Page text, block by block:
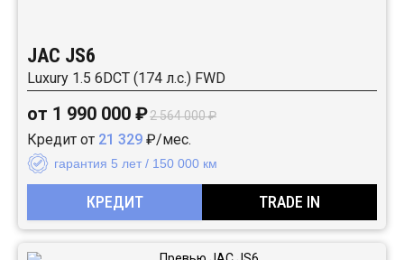
JAC JS6
Luxury 1.5 6DCT (174 л.с.) FWD
от 1 990 000 ₽2 564 000 ₽
Кредит от 21 329 ₽/мес.
гарантия 5 лет / 150 000 км
КРЕДИТ TRADE IN